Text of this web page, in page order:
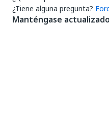
¿Tiene alguna pregunta?
Manténgase actualizado